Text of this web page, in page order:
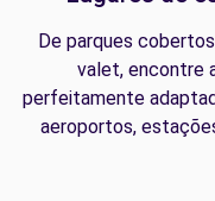
De parques
valet, encontre
perfeitamente
aeroportos,